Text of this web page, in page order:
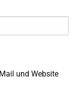
und Website